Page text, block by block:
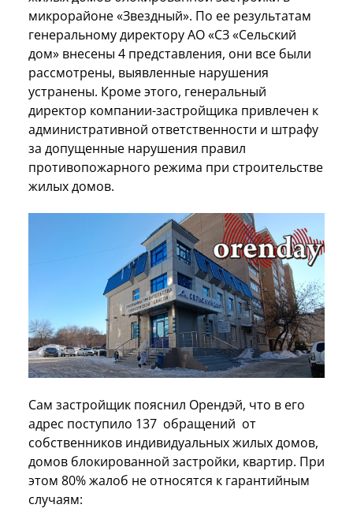
микрорайоне «Звездный». По ее результатам
генеральному директору АО «СЗ «Сельский
дом» внесены 4 представления, они все были
рассмотрены, выявленные нарушения
устранены. Кроме этого, генеральный
директор компании-застройщика привлечен к
административной ответственности и штрафу
за допущенные нарушения правил
противопожарного режима при строительстве
жилых домов.
Сам застройщик пояснил Орендэй, что в его
адрес поступило 137 обращений от
собственников индивидуальных жилых домов,
домов блокированной застройки, квартир. При
этом 80% жалоб не относятся к гарантийным
случаям: